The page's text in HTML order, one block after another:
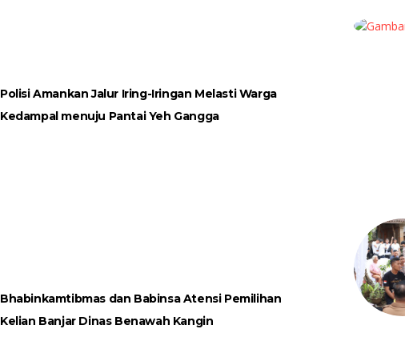
Polisi Amankan Jalur Iring-Iringan Melasti Warga
Kedampal menuju Pantai Yeh Gangga
Bhabinkamtibmas dan Babinsa Atensi Pemilihan
Kelian Banjar Dinas Benawah Kangin